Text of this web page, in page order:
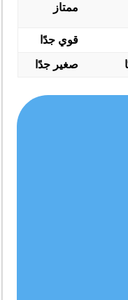
ممتاز
قوي جدًا
صغير جدًا